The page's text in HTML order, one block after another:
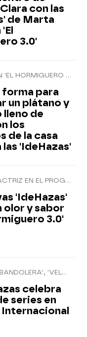
con las
de Marta
3.0'
MARTA HAZAS Y SUS TRUCOS EN 'EL HORMIGUERO 3.0'
forma para
un plátano y
lleno de
los
de la casa
las 'IdeHazas'
LOS MEJORES TRUCOS, CON LA ACTRIZ EN EL PROGRAMA
'IdeHazas'
olor y sabor
3.0'
SUS PAPELES EN 'EL INTERNADO', 'BANDOLERA', 'VELVET' O 'PEQUEÑAS COINCIDENCIAS'
celebra
series en
Internacional